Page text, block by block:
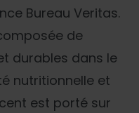
Bureau Veritas.
de
durables dans le
nutritionnelle et
est porté sur